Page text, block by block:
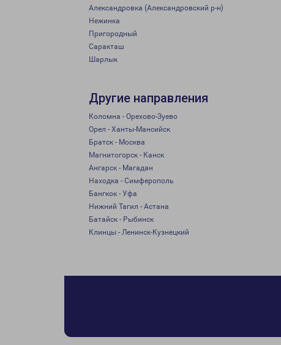
Александровка (Александровский р-н)
Нежинка
Пригородный
Саракташ
Шарлык
Другие направления
Коломна - Орехово-Зуево
Орел - Ханты-Мансийск
Братск - Москва
Магнитогорск - Канск
Ангарск - Магадан
Находка - Симферополь
Бангкок - Уфа
Нижний Тагил - Астана
Батайск - Рыбинск
Клинцы - Ленинск-Кузнецкий